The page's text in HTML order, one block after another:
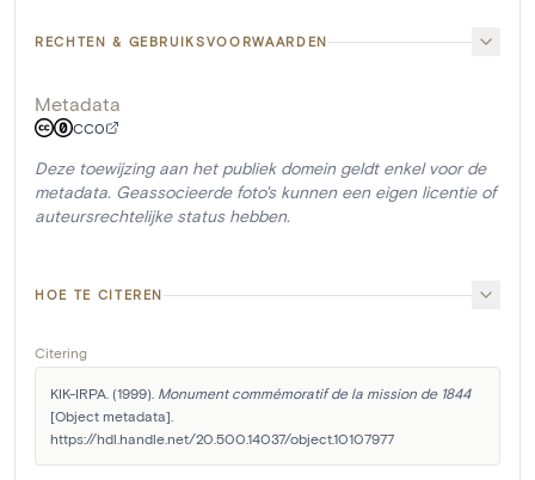
RECHTEN & GEBRUIKSVOORWAARDEN
Metadata
CC0
Deze toewijzing aan het publiek domein geldt enkel voor de
metadata. Geassocieerde foto's kunnen een eigen licentie of
auteursrechtelijke status hebben.
HOE TE CITEREN
Citering
KIK-IRPA. (1999). Monument commémoratif de la mission de 1844
[Object metadata].
https://hdl.handle.net/20.500.14037/object.10107977